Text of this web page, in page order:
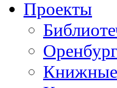
Проекты
Книжные